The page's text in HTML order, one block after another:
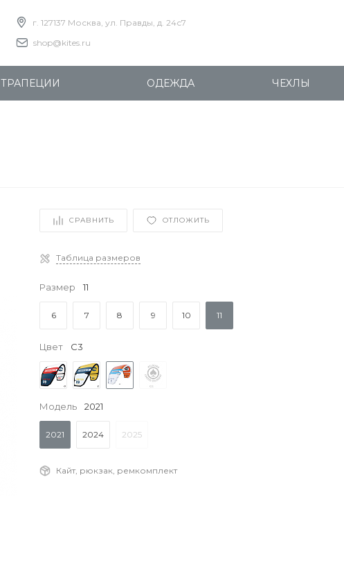
г. 127137 Москва, ул. Правды, д. 24с7
shop@kites.ru
ТРАПЕЦИИ ОДЕЖДА ЧЕХЛЫ
СРАВНИТЬ ОТЛОЖИТЬ
Таблица размеров
Размер 11
6 7 8 9 10 11
Цвет C3
Модель 2021
2021 2024 2025
Кайт, рюкзак, ремкомплект